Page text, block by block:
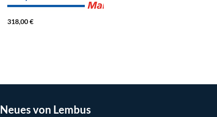
318,00€
Neues von Lembus